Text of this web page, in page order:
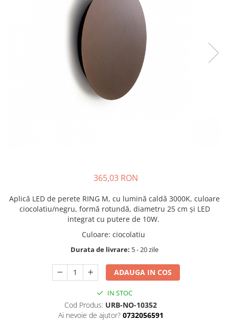
365,03 RON
Aplică LED de perete RING M, cu lumină caldă 3000K, culoare
ciocolatiu/negru, formă rotundă, diametru 25 cm și LED
integrat cu putere de 10W.
Culoare: ciocolatiu
Durata de livrare: 5 - 20 zile
ADAUGA IN COS
IN STOC
Cod Produs: URB-NO-10352
Ai nevoie de ajutor? 0732056591